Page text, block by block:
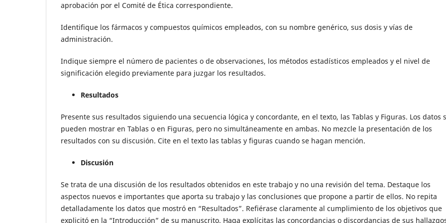
aprobación por el Comité de Ética correspondiente.
Identifique los fármacos y compuestos químicos empleados, con su nombre genérico, sus dosis y vías de
administración.
Indique siempre el número de pacientes o de observaciones, los métodos estadísticos empleados y el nivel de
significación elegido previamente para juzgar los resultados.
Resultados
Presente sus resultados siguiendo una secuencia lógica y concordante, en el texto, las Tablas y Figuras. Los datos
pueden mostrar en Tablas o en Figuras, pero no simultáneamente en ambas. No mezcle la presentación de los
resultados con su discusión. Cite en el texto las tablas y figuras cuando se hagan mención.
Discusión
Se trata de una discusión de los resultados obtenidos en este trabajo y no una revisión del tema. Destaque los
aspectos nuevos e importantes que aporta su trabajo y las conclusiones que propone a partir de ellos. No repita
detalladamente los datos que mostró en “Resultados”. Refiérase claramente al cumplimiento de los objetivos que
explicitó en la “Introducción” de su manuscrito. Haga explícitas las concordancias o discordancias de sus